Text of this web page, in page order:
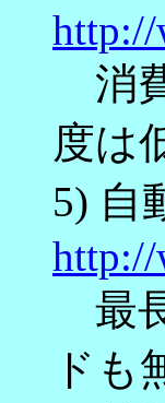
http://
消
度は
5) 自
http://
最
ドも